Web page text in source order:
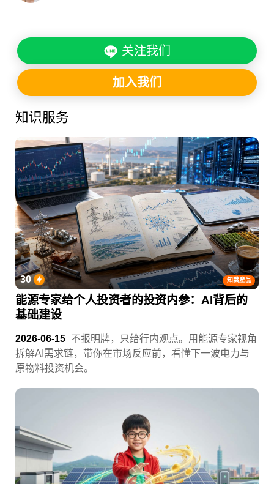
关注我们
加入我们
知识服务
知識產品
30
能源专家给个人投资者的投资内参：AI背后的
基础建设
2026-06-15 不报明牌，只给行内观点。用能源专家视角
拆解AI需求链，带你在市场反应前，看懂下一波电力与
原物料投资机会。